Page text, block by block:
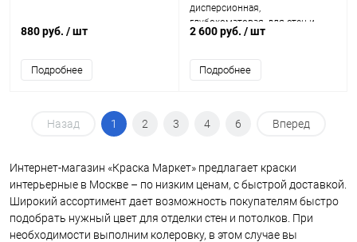
880 руб. / шт
Подробнее
дисперсионная,
глубокоматовая, для стен и
потолков
2 600 руб. / шт
Подробнее
Назад 1 2 3 4 6 Вперед
Интернет-магазин «Краска Маркет» предлагает краски
интерьерные в Москве – по низким ценам, с быстрой доставкой.
Широкий ассортимент дает возможность покупателям быстро
подобрать нужный цвет для отделки стен и потолков. При
необходимости выполним колеровку, в этом случае вы